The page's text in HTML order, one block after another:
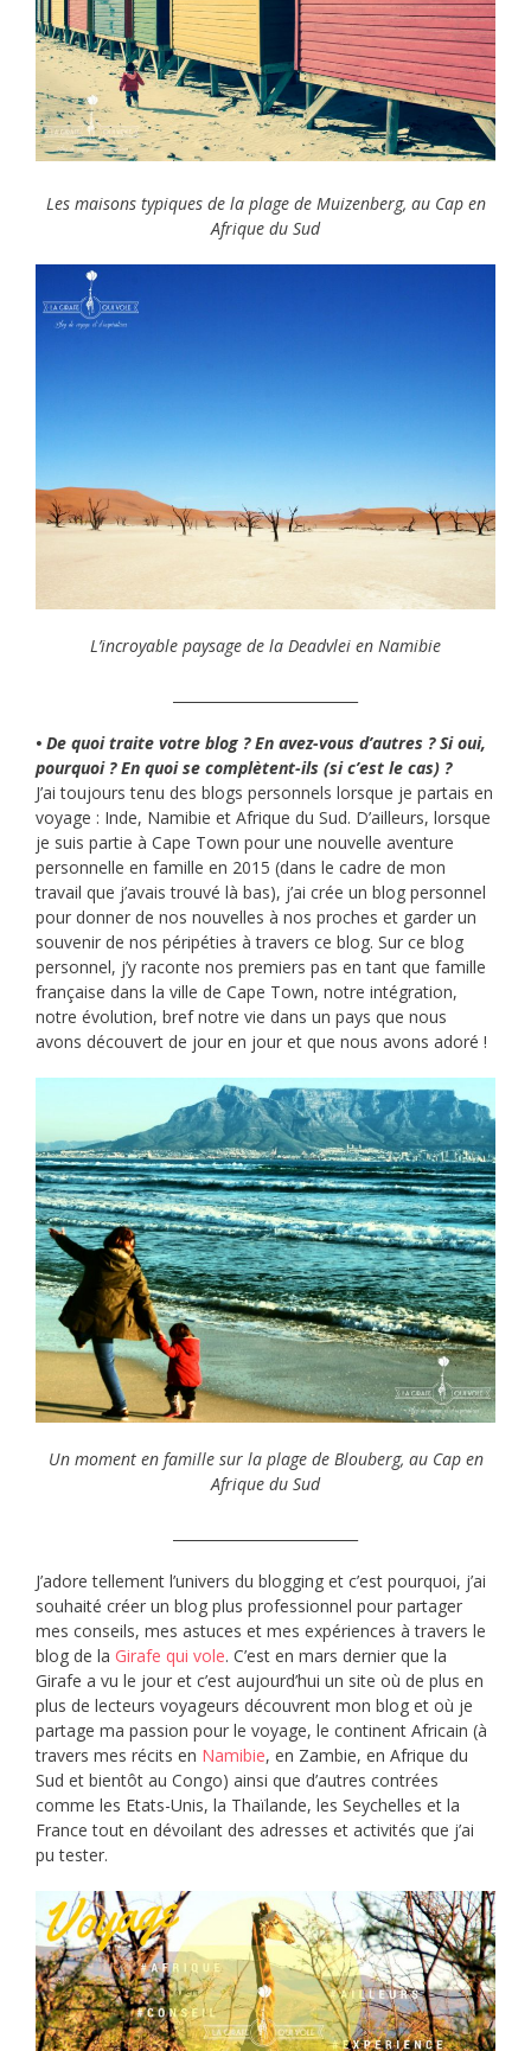
Les maisons typiques de la plage de Muizenberg, au Cap en
Afrique du Sud
L’incroyable paysage de la Deadvlei en Namibie
• De quoi traite votre blog ? En avez-vous d’autres ? Si oui,
pourquoi ? En quoi se complètent-ils (si c’est le cas) ?
J’ai toujours tenu des blogs personnels lorsque je partais en
voyage : Inde, Namibie et Afrique du Sud. D’ailleurs, lorsque
je suis partie à Cape Town pour une nouvelle aventure
personnelle en famille en 2015 (dans le cadre de mon
travail que j’avais trouvé là bas), j’ai crée un blog personnel
pour donner de nos nouvelles à nos proches et garder un
souvenir de nos péripéties à travers ce blog. Sur ce blog
personnel, j’y raconte nos premiers pas en tant que famille
française dans la ville de Cape Town, notre intégration,
notre évolution, bref notre vie dans un pays que nous
avons découvert de jour en jour et que nous avons adoré !
Un moment en famille sur la plage de Blouberg, au Cap en
Afrique du Sud
J’adore tellement l’univers du blogging et c’est pourquoi, j’ai
souhaité créer un blog plus professionnel pour partager
mes conseils, mes astuces et mes expériences à travers le
blog de la Girafe qui vole. C’est en mars dernier que la
Girafe a vu le jour et c’est aujourd’hui un site où de plus en
plus de lecteurs voyageurs découvrent mon blog et où je
partage ma passion pour le voyage, le continent Africain (à
travers mes récits en Namibie, en Zambie, en Afrique du
Sud et bientôt au Congo) ainsi que d’autres contrées
comme les Etats-Unis, la Thaïlande, les Seychelles et la
France tout en dévoilant des adresses et activités que j’ai
pu tester.